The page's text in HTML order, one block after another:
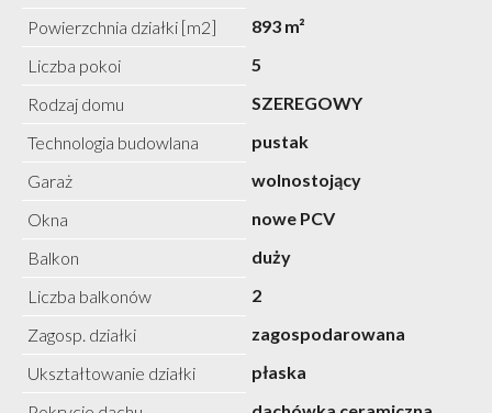
Powierzchnia działki [m2]
893 m²
Liczba pokoi
5
Rodzaj domu
SZEREGOWY
Technologia budowlana
pustak
Garaż
wolnostojący
Okna
nowe PCV
Balkon
duży
Liczba balkonów
2
Zagosp. działki
zagospodarowana
Ukształtowanie działki
płaska